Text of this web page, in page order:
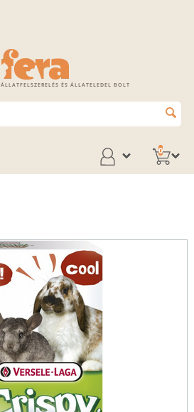
ÁLLATFELSZERELÉS ÉS ÁLLATELEDEL BOLT
0